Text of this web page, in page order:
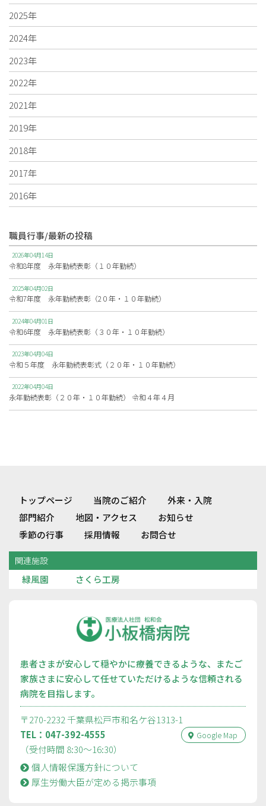
2025年
2024年
2023年
2022年
2021年
2019年
2018年
2017年
2016年
職員行事/最新の投稿
2026年04月14日
令和8年度 永年勤続表彰（１０年勤続）
2025年04月02日
令和7年度 永年勤続表彰（2０年・１０年勤続）
2024年04月01日
令和6年度 永年勤続表彰（３０年・１０年勤続）
2023年04月04日
令和５年度 永年勤続表彰式（２０年・１０年勤続）
2022年04月04日
永年勤続表彰（２０年・１０年勤続） 令和４年４月
トップページ 当院のご紹介
外来・入院
部門紹介
地図・アクセス
お知らせ
季節の行事
採用情報 お問合せ
関連施設
緑風園 さくら工房
患者さまが安心して穏やかに療養できるような、またご
家族さまに安心して任せていただけるような信頼される
病院を目指します。
〒270-2232 千葉県松戸市和名ケ谷1313-1
Google Map
TEL：047-392-4555
（受付時間 8:30〜16:30）
個人情報保護方針について
厚⽣労働⼤⾂が定める掲⽰事項